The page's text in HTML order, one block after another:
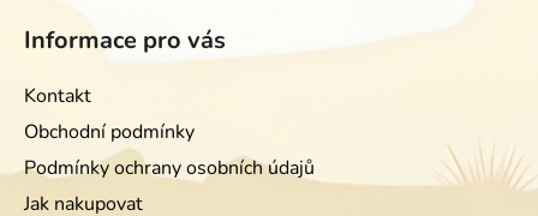
Informace pro vás
Kontakt
Obchodní podmínky
Podmínky ochrany osobních údajů
Jak nakupovat